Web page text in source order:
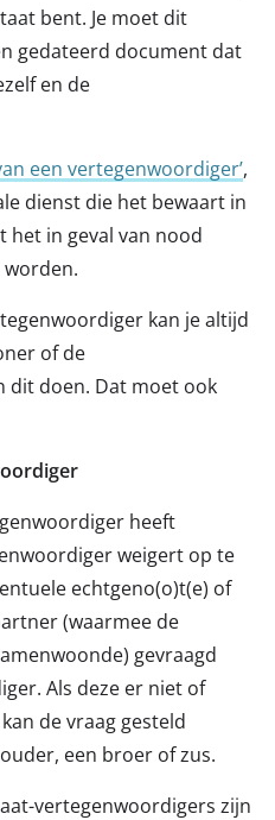
bent. Je moet dit
gedateerd document dat
en de
een vertegenwoordiger’,
dienst die het bewaart in
het in geval van nood
kan je altijd
of de
dit doen. Dat moet ook
heeft
weigert op te
echtgeno(o)t(e) of
(waarmee de
gevraagd
Als deze er niet of
de vraag gesteld
een broer of zus.
vertegenwoordigers zijn